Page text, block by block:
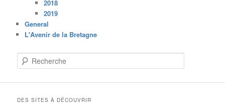
2018
2019
General
L'Avenir de la Bretagne
e
DES SITES À DÉCOUVRIR